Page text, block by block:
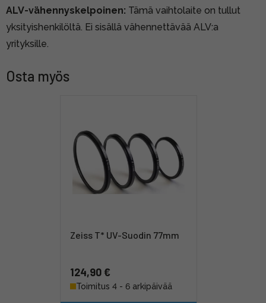
ALV-vähennyskelpoinen: Tämä vaihtolaite on tullut
yksityishenkilöltä. Ei sisällä vähennettävää ALV:a
yrityksille.
Osta myös
Zeiss T* UV-Suodin 77mm
124,90 €
Toimitus 4 - 6 arkipäivää